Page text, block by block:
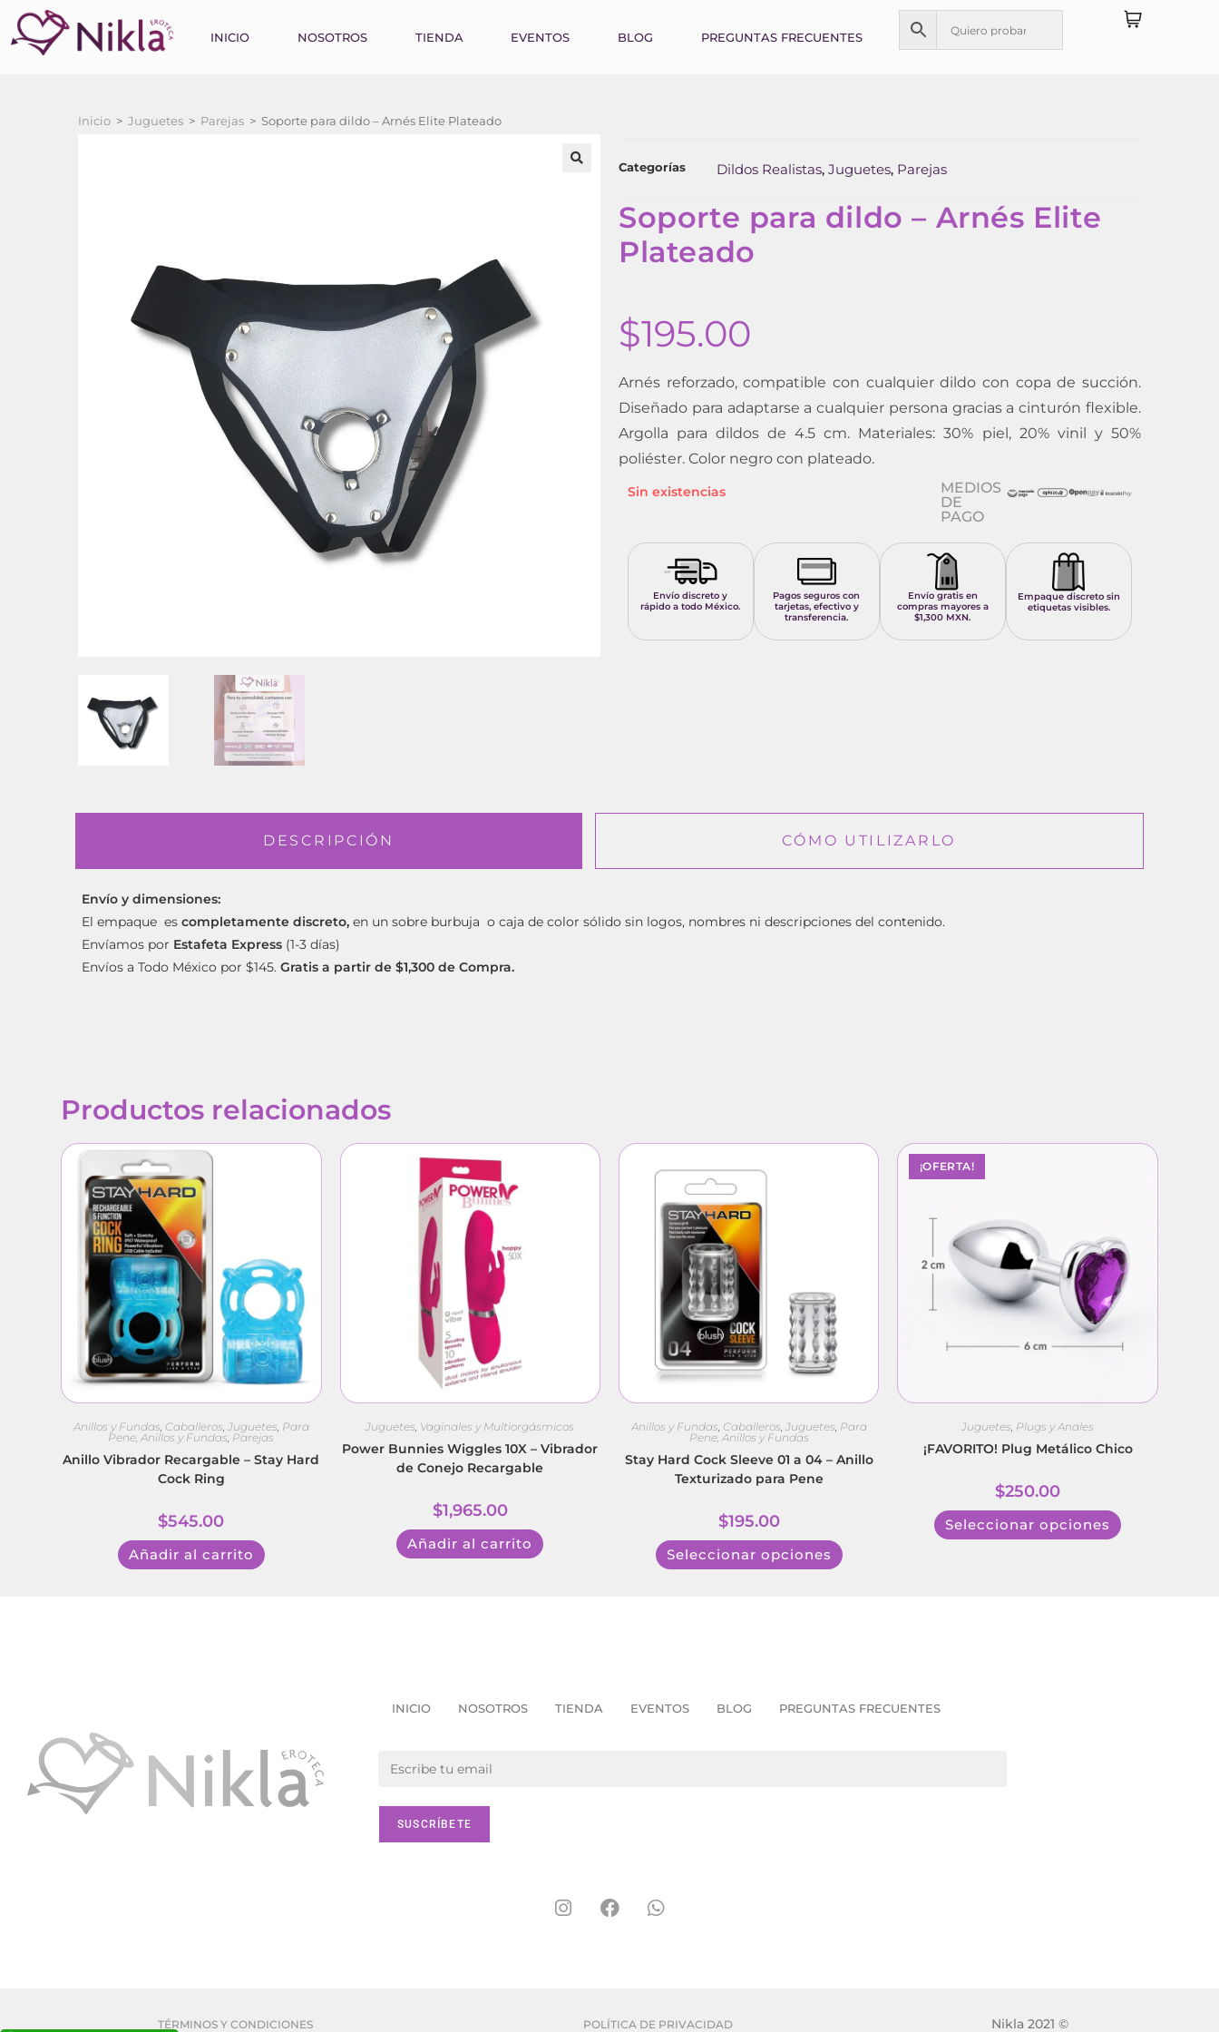
INICIO NOSOTROS TIENDA EVENTOS BLOG PREGUNTAS FRECUENTES
Inicio > Juguetes > Parejas > Soporte para dildo – Arnés Elite Plateado
Categorías Dildos Realistas, Juguetes, Parejas
Soporte para dildo – Arnés Elite
Plateado
$195.00
Arnés reforzado, compatible con cualquier dildo con copa de succión.
Diseñado para adaptarse a cualquier persona gracias a cinturón flexible.
Argolla para dildos de 4.5 cm. Materiales: 30% piel, 20% vinil y 50%
poliéster. Color negro con plateado.
Sin existencias
MEDIOS
DE
PAGO
Envío discreto y
rápido a todo México.
Pagos seguros con
tarjetas, efectivo y
transferencia.
Envío gratis en
compras mayores a
$1,300 MXN.
Empaque discreto sin
etiquetas visibles.
DESCRIPCIÓN CÓMO UTILIZARLO
Envío y dimensiones:
El empaque escompletamente discreto,en un sobre burbuja o caja de color sólido sin logos, nombres ni descripciones del contenido.
Envíamos por Estafeta Express (1-3 días)
Envíos a Todo México por $145.Gratis a partir de $1,300 de Compra.
Productos relacionados
Anillos y Fundas, Caballeros, Juguetes, Para
Pene, Anillos y Fundas, Parejas
Anillo Vibrador Recargable – Stay Hard
Cock Ring
$545.00
Añadir al carrito
Juguetes, Vaginales y Multiorgásmicos
Power Bunnies Wiggles 10X – Vibrador
de Conejo Recargable
$1,965.00
Añadir al carrito
Anillos y Fundas, Caballeros, Juguetes, Para
Pene, Anillos y Fundas
Stay Hard Cock Sleeve 01 a 04 – Anillo
Texturizado para Pene
$195.00
Seleccionar opciones
¡OFERTA!
Juguetes, Plugs y Anales
¡FAVORITO! Plug Metálico Chico
$250.00
Seleccionar opciones
INICIO NOSOTROS TIENDA EVENTOS BLOG PREGUNTAS FRECUENTES
TÉRMINOS Y CONDICIONES POLÍTICA DE PRIVACIDAD Nikla 2021 ©